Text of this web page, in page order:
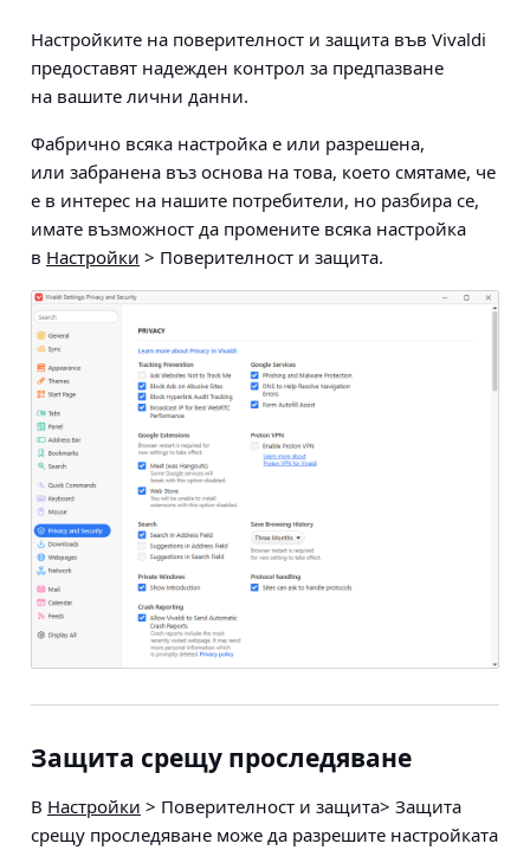
Настройките на поверителност и защита във Vivaldi
предоставят надежден контрол за предпазване
на вашите лични данни.
Фабрично всяка настройка е или разрешена,
или забранена въз основа на това, което смятаме, че
е в интерес на нашите потребители, но разбира се,
имате възможност да промените всяка настройка
в Настройки > Поверителност и защита.
Защита срещу проследяване
В Настройки > Поверителност и защита> Защита
срещу проследяване може да разрешите настройката